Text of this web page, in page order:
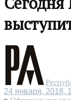
24 января, 2018,